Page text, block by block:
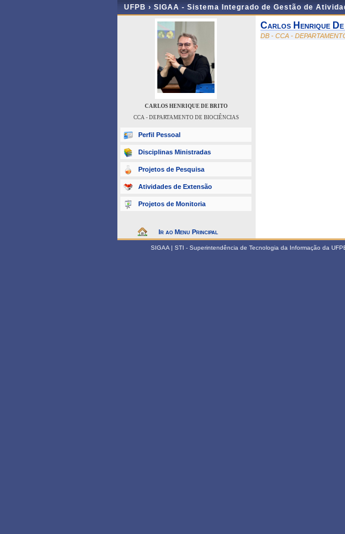
UFPB › SIGAA - Sistema Integrado de Gestão de
CARLOS HENRIQUE DE BRITO
CCA - DEPARTAMENTO DE BIOCIÊNCIAS
Perfil Pessoal
Disciplinas Ministradas
Projetos de Pesquisa
Atividades de Extensão
Projetos de Monitoria
Ir ao Menu Principal
Carlos Henrique
DB - CCA -
SIGAA | STI - Superintendência de Tecnologia da Informação da